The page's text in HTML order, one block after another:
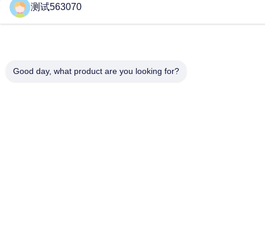
测试563070
Good day, what product are you looking for?